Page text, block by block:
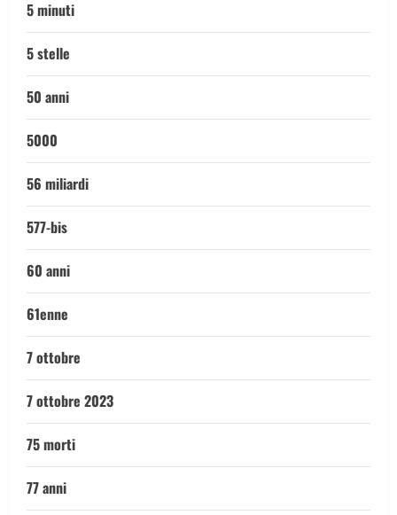
5 minuti
5 stelle
50 anni
5000
56 miliardi
577-bis
60 anni
61enne
7 ottobre
7 ottobre 2023
75 morti
77 anni